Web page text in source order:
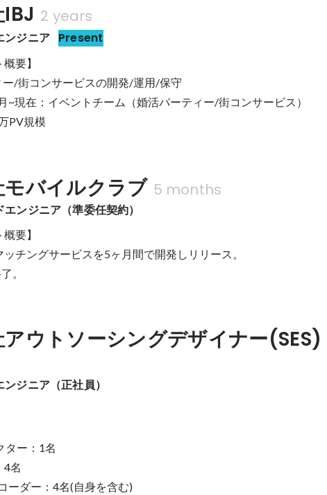
2 years
ンジニア Present
要】
/街コンサービスの開発/運用/保守
現在：イベントチーム（婚活パーティー/街コンサービス）
PV規模
モバイルクラブ 5 months
ンジニア（準委任契約）
要】
ッチングサービスを5ヶ月間で開発しリリース。
。
ウトソーシングデザイナー(SES)
ジニア（正社員）
ター：1名
4名
ーダー：4名(自身を含む)